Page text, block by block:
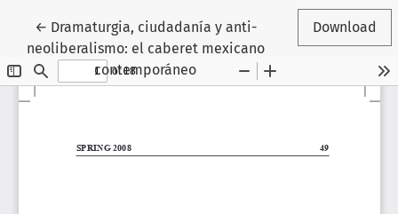
← Return to Article Details
Dramaturgia, ciudadanía y anti-
neoliberalismo: el caberet mexicano
contemporáneo
Download